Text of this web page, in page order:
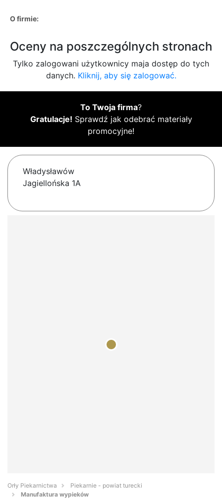
O firmie:
Oceny na poszczególnych stronach
Tylko zalogowani użytkownicy maja dostęp do tych
danych. Kliknij, aby się zalogować.
To Twoja firma?
Gratulacje! Sprawdź jak odebrać materiały
promocyjne!
Władysławów
Jagiellońska 1A
Orły Piekarnictwa
Piekarnie - powiat turecki
Manufaktura wypieków